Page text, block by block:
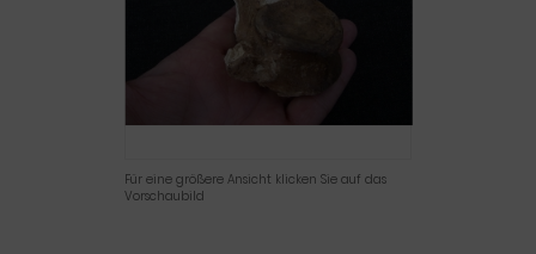
Für eine größere Ansicht klicken Sie auf das
Vorschaubild